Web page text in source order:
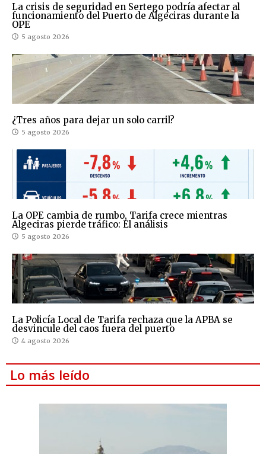
La crisis de seguridad en Sertego podría afectar al
funcionamiento del Puerto de Algeciras durante la
OPE
5 agosto 2026
¿Tres años para dejar un solo carril?
5 agosto 2026
La OPE cambia de rumbo, Tarifa crece mientras
Algeciras pierde tráfico: El análisis
5 agosto 2026
La Policía Local de Tarifa rechaza que la APBA se
desvincule del caos fuera del puerto
4 agosto 2026
Lo más leído